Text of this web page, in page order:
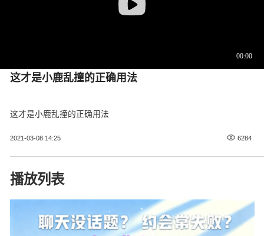
这才是小鹿乱撞的正确用法
这才是小鹿乱撞的正确用法
2021-03-08 14:25 6284
播放列表